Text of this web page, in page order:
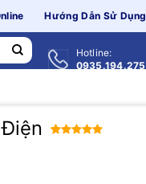
Hướng Dẫn Sử Dụng
Hotline:
0935.194.275